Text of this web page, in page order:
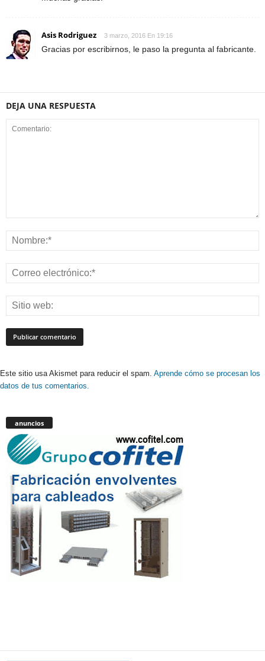
Asis Rodriguez 3 marzo, 2016 En 19:16
Gracias por escribirnos, le paso la pregunta al fabricante.
DEJA UNA RESPUESTA
Este sitio usa Akismet para reducir el spam. Aprende cómo se procesan los
datos de tus comentarios.
anuncios